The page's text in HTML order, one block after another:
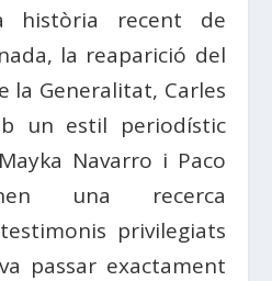
història recent de
la reaparició del
la Generalitat, Carles
un estil periodístic
Navarro i Paco
una recerca
privilegiats
passar exactament